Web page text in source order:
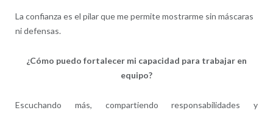
La confianza es el pilar que me permite mostrarme sin máscaras
ni defensas.
¿Cómo puedo fortalecer mi capacidad para trabajar en
equipo?
Escuchando más, compartiendo responsabilidades y